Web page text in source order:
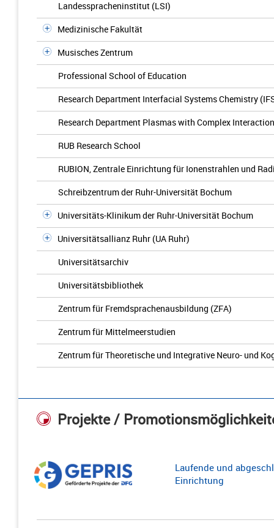
Landesspracheninstitut (LSI)
Medizinische Fakultät
Musisches Zentrum
Professional School of Education
Research Department Interfacial Systems Chemistry
Research Department Plasmas with Complex
RUB Research School
RUBION, Zentrale Einrichtung für Ionenstrahlen und
Schreibzentrum der Ruhr-Universität Bochum
Universitäts-Klinikum der Ruhr-Universität Bochum
Universitätsallianz Ruhr (UA Ruhr)
Universitätsarchiv
Universitätsbibliothek
Zentrum für Fremdsprachenausbildung (ZFA)
Zentrum für Mittelmeerstudien
Zentrum für Theoretische und Integrative Neuro- und
Projekte /
Laufende und
Einrichtung